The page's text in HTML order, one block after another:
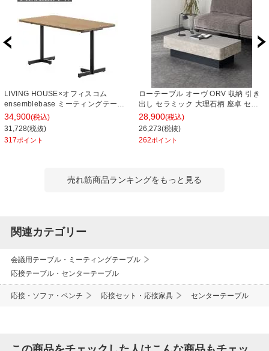
LIVING HOUSE×オフィスコム
ensemblebase ミーティングテーブ
ル T字脚 会議用テーブル ファミレス
ソファテーブル ラウンドテーブル 幅
1400×奥行800×高さ720mm
34,900(税込)
31,728(税抜)
317ポイント
ローテーブル オーヴ ORV 収納 引き
出し セラミック 大理石柄 座卓 セン
ターテーブル モダン シンプル リビン
グテーブル おしゃれ リビング 完成品
幅1050×奥行550×高さ300mm
28,900(税込)
26,273(税抜)
262ポイント
売れ筋商品ランキングをもっと見る
関連カテゴリー
会議用テーブル・ミーティングテーブル
応接テーブル・センターテーブル
応接・ソファ・ベンチ 応接セット・応接家具 センターテーブル